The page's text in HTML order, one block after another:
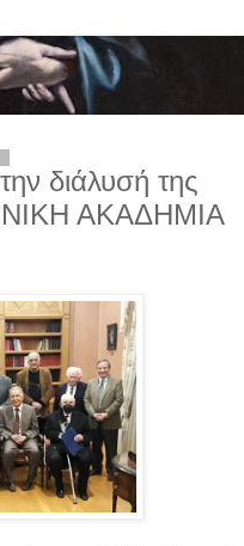
διάλυσή της
ΑΚΑΔΗΜΙΑ